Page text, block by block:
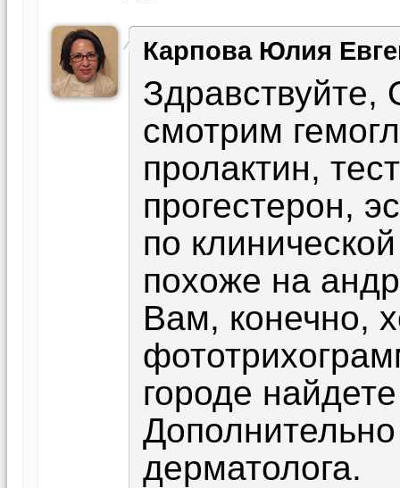
Карпова Юлия
смотрим
пролактин,
прогестерон,
по
похоже на
Вам, конечно,
городе
дерматолога.